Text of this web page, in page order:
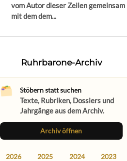
vom Autor dieser Zeilen gemeinsam
mit dem dem...
Ruhrbarone-Archiv
Stöbern statt suchen
Texte, Rubriken, Dossiers und
Jahrgänge aus dem Archiv.
Archiv öffnen
2026 2025 2024 2023